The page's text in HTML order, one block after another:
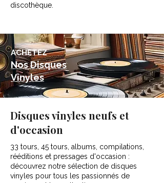
discothèque.
ACHETEZ
Nos Disques
Vinyles
Disques vinyles neufs et
d'occasion
33 tours, 45 tours, albums, compilations,
rééditions et pressages d'occasion :
découvrez notre sélection de disques
vinyles pour tous les passionnés de